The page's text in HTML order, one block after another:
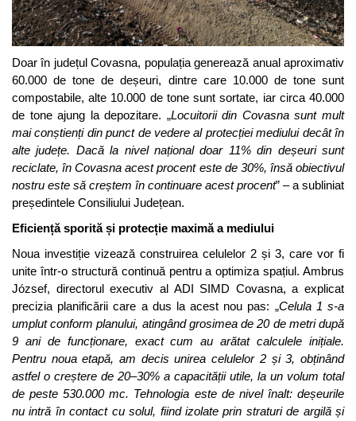
Doar în județul Covasna, populația generează anual aproximativ
60.000 de tone de deșeuri, dintre care 10.000 de tone sunt
compostabile, alte 10.000 de tone sunt sortate, iar circa 40.000
de tone ajung la depozitare. „Locuitorii din Covasna sunt mult
mai conștienți din punct de vedere al protecției mediului decât în
alte județe. Dacă la nivel național doar 11% din deșeuri sunt
reciclate, în Covasna acest procent este de 30%, însă obiectivul
nostru este să creștem în continuare acest procent” – a subliniat
președintele Consiliului Județean.
Eficiență sporită și protecție maximă a mediului
Noua investiție vizează construirea celulelor 2 și 3, care vor fi
unite într-o structură continuă pentru a optimiza spațiul. Ambrus
József, directorul executiv al ADI SIMD Covasna, a explicat
precizia planificării care a dus la acest nou pas: „Celula 1 s-a
umplut conform planului, atingând grosimea de 20 de metri după
9 ani de funcționare, exact cum au arătat calculele inițiale.
Pentru noua etapă, am decis unirea celulelor 2 și 3, obținând
astfel o creștere de 20–30% a capacității utile, la un volum total
de peste 530.000 mc. Tehnologia este de nivel înalt: deșeurile
nu intră în contact cu solul, fiind izolate prin straturi de argilă și